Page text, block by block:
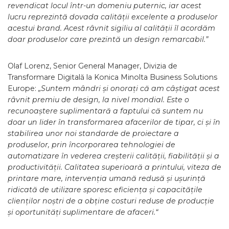
revendicat locul într-un domeniu puternic, iar acest
lucru reprezintă dovada calității excelente a produselor
acestui brand. Acest râvnit sigiliu al calității îl acordăm
doar produselor care prezintă un design remarcabil.”
Olaf Lorenz, Senior General Manager, Divizia de
Transformare Digitală la Konica Minolta Business Solutions
Europe: „Suntem mândri și onorați că am câștigat acest
râvnit premiu de design, la nivel mondial. Este o
recunoaștere suplimentară a faptului că suntem nu
doar un lider în transformarea afacerilor de tipar, ci și în
stabilirea unor noi standarde de proiectare a
produselor, prin încorporarea tehnologiei de
automatizare în vederea creșterii calității, fiabilității și a
productivității. Calitatea superioară a printului, viteza de
printare mare, intervenția umană redusă și ușurință
ridicată de utilizare sporesc eficiența și capacitățile
clienților noștri de a obține costuri reduse de producție
și oportunități suplimentare de afaceri.“